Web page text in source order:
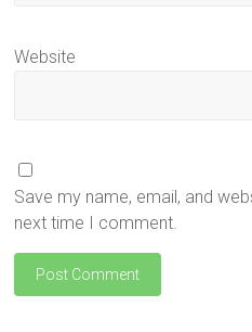
Website
Save my name, email, and
next time I comment.